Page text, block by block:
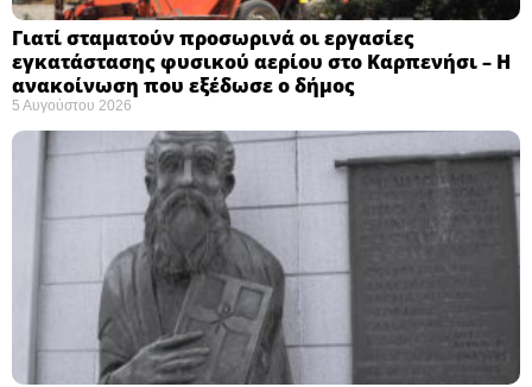
Γιατί σταματούν προσωρινά οι εργασίες
εγκατάστασης φυσικού αερίου στο Καρπενήσι – Η
ανακοίνωση που εξέδωσε ο δήμος
5 Αυγούστου 2026